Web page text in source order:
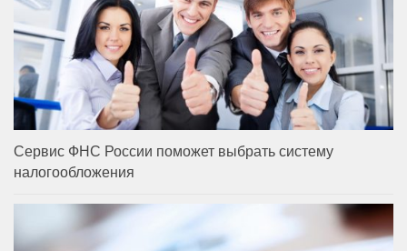
Сервис ФНС России поможет выбрать систему
налогообложения